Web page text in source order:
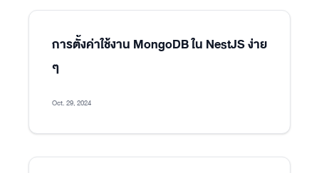
การตั้งค่าใช้งาน MongoDB ใน NestJS ง่าย
ๆ
Oct. 29, 2024